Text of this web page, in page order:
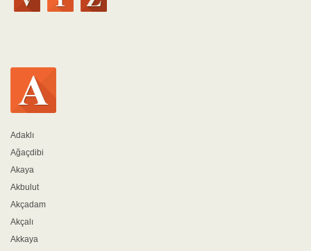
Adaklı
Ağaçdibi
Akaya
Akbulut
Akçadam
Akçalı
Akkaya